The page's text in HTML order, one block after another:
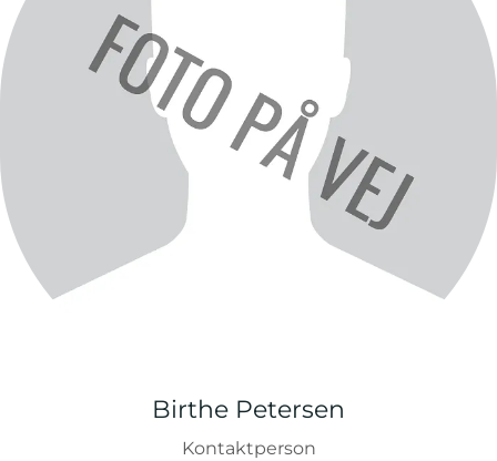
Birthe Petersen
Kontaktperson